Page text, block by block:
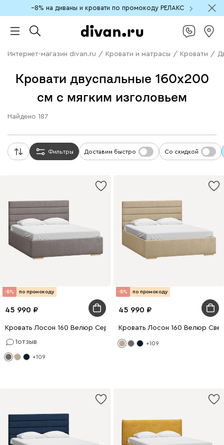
−8% на диваны и кровати по промокоду РЕЛАКС
Интернет-магазин divan.ru / Кровати и матрасы / Кровати /
Кровати двуспальные 160х200
см с мягким изголовьем
Найдено 187
Фильтры Доставим быстро Со скидкой
-8% по промокоду
45 990
Кровать Лосон 160 Велюр Серый
1отзыв
+109
-8% по промокоду
45 990
Кровать Лосон 160 Велюр
+109